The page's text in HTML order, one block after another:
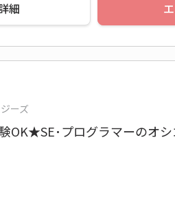
細
ーズ
験OK★SE･プログラマーのオ